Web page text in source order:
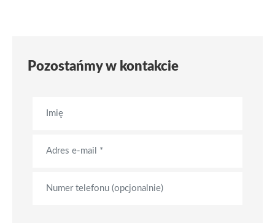
Pozostańmy w kontakcie